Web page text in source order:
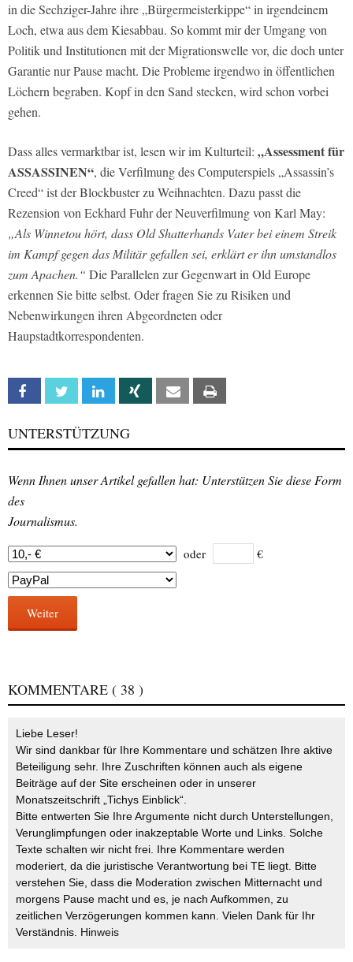
in die Sechziger-Jahre ihre „Bürgermeisterkippe“ in irgendeinem
Loch, etwa aus dem Kiesabbau. So kommt mir der Umgang von
Politik und Institutionen mit der Migrationswelle vor, die doch unter
Garantie nur Pause macht. Die Probleme irgendwo in öffentlichen
Löchern begraben. Kopf in den Sand stecken, wird schon vorbei
gehen.
Dass alles vermarktbar ist, lesen wir im Kulturteil: „Assessment für
ASSASSINEN“, die Verfilmung des Computerspiels „Assassin’s
Creed“ ist der Blockbuster zu Weihnachten. Dazu passt die
Rezension von Eckhard Fuhr der Neuverfilmung von Karl May:
„Als Winnetou hört, dass Old Shatterhands Vater bei einem Streik
im Kampf gegen das Militär gefallen sei, erklärt er ihn umstandlos
zum Apachen.“ Die Parallelen zur Gegenwart in Old Europe
erkennen Sie bitte selbst. Oder fragen Sie zu Risiken und
Nebenwirkungen ihren Abgeordneten oder
Haupstadtkorrespondenten.
Facebook Twitter Linkedin Xing Email
UNTERSTÜTZUNG
Wenn Ihnen unser Artikel gefallen hat: Unterstützen Sie diese Form
des
Journalismus.
oder €
Weiter
KOMMENTARE ( 38 )
Liebe Leser!
Wir sind dankbar für Ihre Kommentare und schätzen Ihre aktive
Beteiligung sehr. Ihre Zuschriften können auch als eigene
Beiträge auf der Site erscheinen oder in unserer
Monatszeitschrift „Tichys Einblick“.
Bitte entwerten Sie Ihre Argumente nicht durch Unterstellungen,
Verunglimpfungen oder inakzeptable Worte und Links. Solche
Texte schalten wir nicht frei. Ihre Kommentare werden
moderiert, da die juristische Verantwortung bei TE liegt. Bitte
verstehen Sie, dass die Moderation zwischen Mitternacht und
morgens Pause macht und es, je nach Aufkommen, zu
zeitlichen Verzögerungen kommen kann. Vielen Dank für Ihr
Verständnis. Hinweis